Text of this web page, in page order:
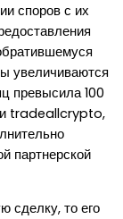
споров с их
увеличиваются
превысила 100
tradeallcrypto,
партнерской
сделку, то его